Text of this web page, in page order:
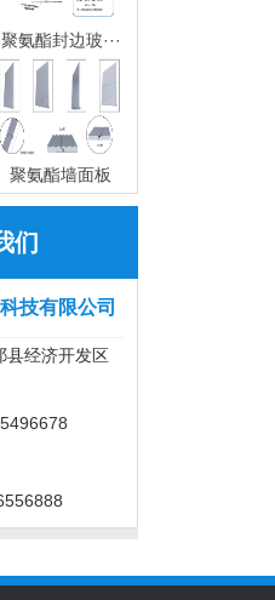
聚氨酯封边玻···
聚氨酯墙面板
们
技有限公司
县经济开发区